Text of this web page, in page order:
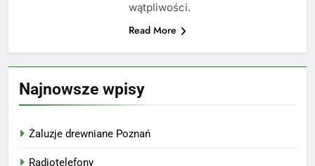
wątpliwości.
Read More
Najnowsze wpisy
Żaluzje drewniane Poznań
Radiotelefony